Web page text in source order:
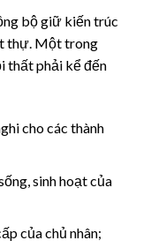
bộ giữ kiến trúc
thự. Một trong
thất phải kể đến
cho các thành
sinh hoạt của
của chủ nhân;